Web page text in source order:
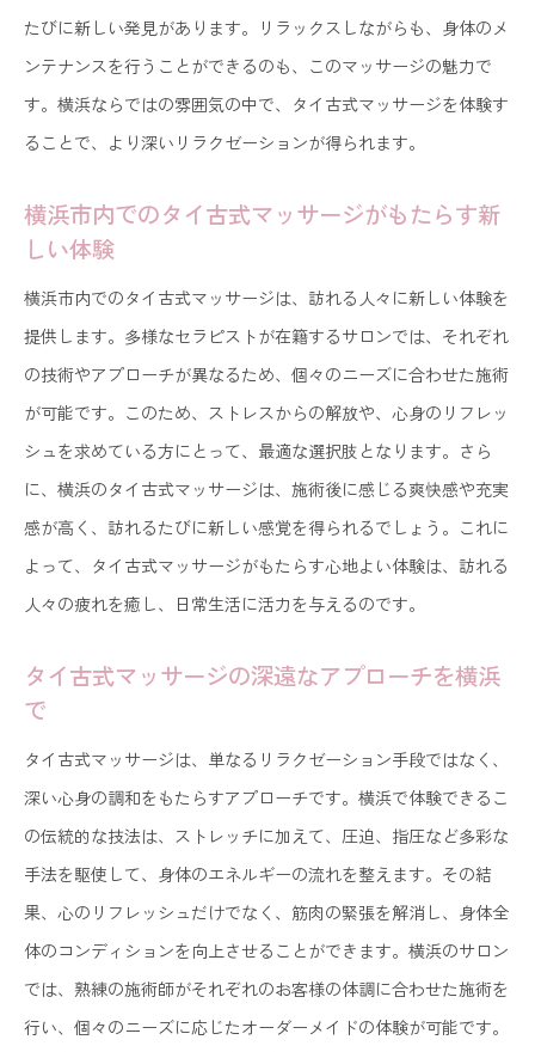
たびに新しい発見があります。リラックスしながらも、身体のメ
ンテナンスを行うことができるのも、このマッサージの魅力で
す。横浜ならではの雰囲気の中で、タイ古式マッサージを体験す
ることで、より深いリラクゼーションが得られます。
横浜市内でのタイ古式マッサージがもたらす新
しい体験
横浜市内でのタイ古式マッサージは、訪れる人々に新しい体験を
提供します。多様なセラピストが在籍するサロンでは、それぞれ
の技術やアプローチが異なるため、個々のニーズに合わせた施術
が可能です。このため、ストレスからの解放や、心身のリフレッ
シュを求めている方にとって、最適な選択肢となります。さら
に、横浜のタイ古式マッサージは、施術後に感じる爽快感や充実
感が高く、訪れるたびに新しい感覚を得られるでしょう。これに
よって、タイ古式マッサージがもたらす心地よい体験は、訪れる
人々の疲れを癒し、日常生活に活力を与えるのです。
タイ古式マッサージの深遠なアプローチを横浜
で
タイ古式マッサージは、単なるリラクゼーション手段ではなく、
深い心身の調和をもたらすアプローチです。横浜で体験できるこ
の伝統的な技法は、ストレッチに加えて、圧迫、指圧など多彩な
手法を駆使して、身体のエネルギーの流れを整えます。その結
果、心のリフレッシュだけでなく、筋肉の緊張を解消し、身体全
体のコンディションを向上させることができます。横浜のサロン
では、熟練の施術師がそれぞれのお客様の体調に合わせた施術を
行い、個々のニーズに応じたオーダーメイドの体験が可能です。